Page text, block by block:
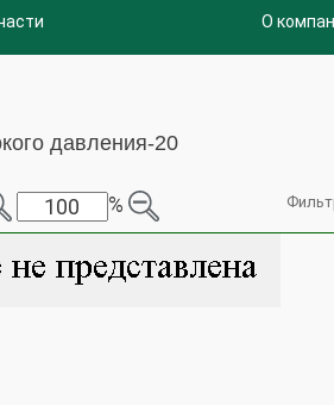
О
давления-20
%